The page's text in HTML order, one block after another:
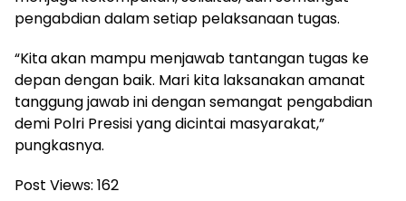
pengabdian dalam setiap pelaksanaan tugas.
“Kita akan mampu menjawab tantangan tugas ke
depan dengan baik. Mari kita laksanakan amanat
tanggung jawab ini dengan semangat pengabdian
demi Polri Presisi yang dicintai masyarakat,”
pungkasnya.
Post Views: 162